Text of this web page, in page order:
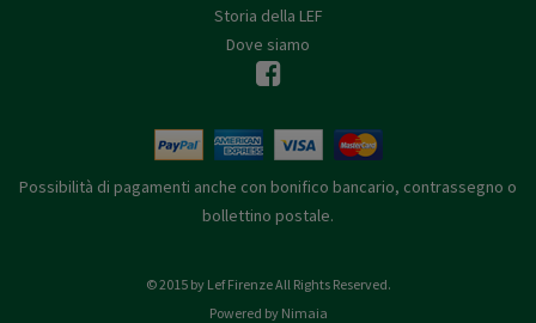
Storia della LEF
Dove siamo
Possibilità di pagamenti anche con bonifico bancario, contrassegno o
bollettino postale.
© 2015 by Lef Firenze All Rights Reserved.
Powered by Nimaia